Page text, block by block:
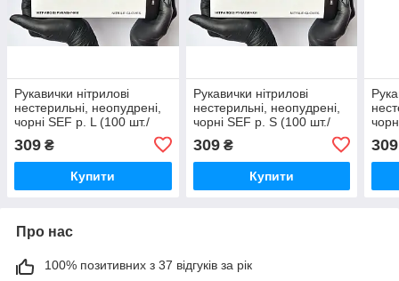
Рукавички нітрилові
нестерильні, неопудрені,
чорні SEF р. L (100 шт./
309 ₴
Купити
Рукавички нітрилові
нестерильні, неопудрені,
чорні SEF р. S (100 шт./
309₴
Купити
309
Про нас
100% позитивних з 37 відгуків за рік